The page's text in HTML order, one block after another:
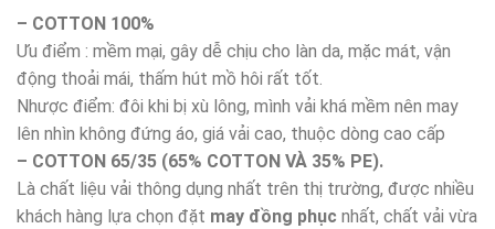
– COTTON 100%
Ưu điểm : mềm mại, gây dễ chịu cho làn da, mặc mát, vận
động thoải mái, thấm hút mồ hôi rất tốt.
Nhược điểm: đôi khi bị xù lông, mình vải khá mềm nên may
lên nhìn không đứng áo, giá vải cao, thuộc dòng cao cấp
– COTTON 65/35 (65% COTTON VÀ 35% PE).
Là chất liệu vải thông dụng nhất trên thị trường, được nhiều
khách hàng lựa chọn đặt may đồng phục nhất, chất vải vừa